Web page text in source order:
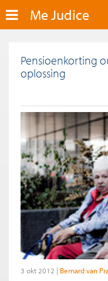
Me Judice
Pensioenkorting
oplossing
3 okt 2012 Bernard van